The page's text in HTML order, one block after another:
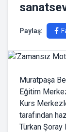
Paylaş:
Muratpaşa
Eğitim
Kurs
tarafından
Türkan